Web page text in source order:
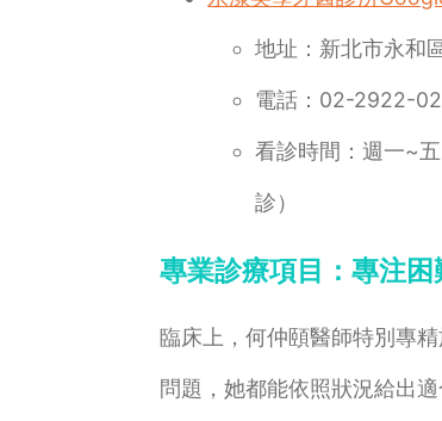
地址：新北市永和
電話：02-2922-
看診時間：週一~
診）
專業診療項目：專注
臨床上，何仲頤醫師特別專
問題，她都能依照狀況給出適